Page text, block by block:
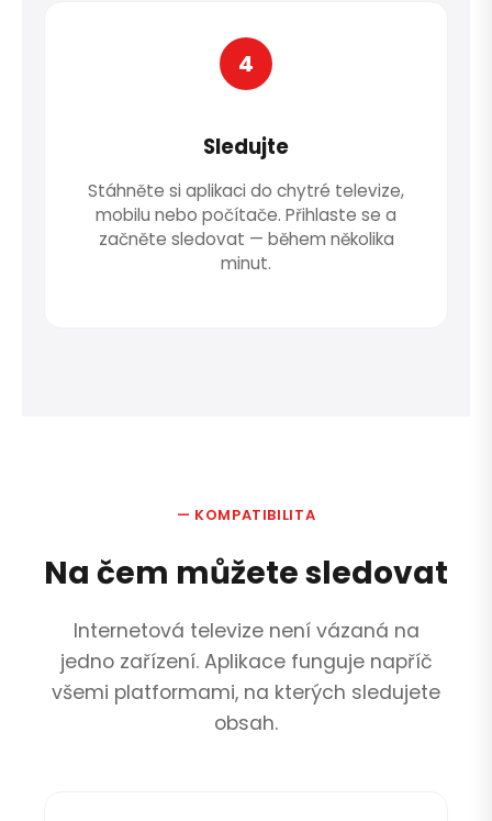
4
Sledujte
Stáhněte si aplikaci do chytré televize,
mobilu nebo počítače. Přihlaste se a
začněte sledovat — během několika
minut.
— KOMPATIBILITA
Na čem můžete sledovat
Internetová televize není vázaná na
jedno zařízení. Aplikace funguje napříč
všemi platformami, na kterých sledujete
obsah.